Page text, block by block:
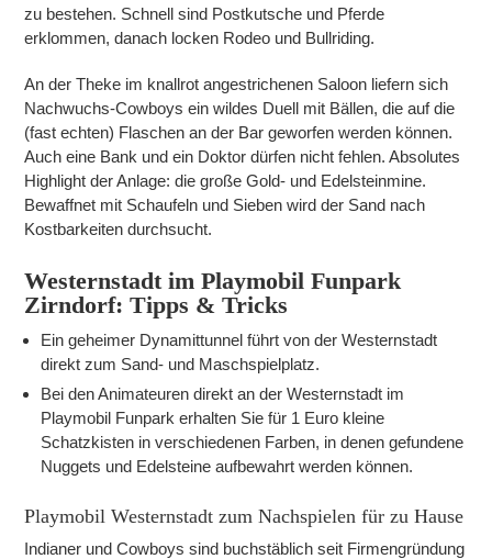
zu bestehen. Schnell sind Postkutsche und Pferde
erklommen, danach locken Rodeo und Bullriding.
An der Theke im knallrot angestrichenen Saloon liefern sich
Nachwuchs-Cowboys ein wildes Duell mit Bällen, die auf die
(fast echten) Flaschen an der Bar geworfen werden können.
Auch eine Bank und ein Doktor dürfen nicht fehlen. Absolutes
Highlight der Anlage: die große Gold- und Edelsteinmine.
Bewaffnet mit Schaufeln und Sieben wird der Sand nach
Kostbarkeiten durchsucht.
Westernstadt im Playmobil Funpark
Zirndorf: Tipps & Tricks
Ein geheimer Dynamittunnel führt von der Westernstadt
direkt zum Sand- und Maschspielplatz.
Bei den Animateuren direkt an der Westernstadt im
Playmobil Funpark erhalten Sie für 1 Euro kleine
Schatzkisten in verschiedenen Farben, in denen gefundene
Nuggets und Edelsteine aufbewahrt werden können.
Playmobil Westernstadt zum Nachspielen für zu Hause
Indianer und Cowboys sind buchstäblich seit Firmengründung